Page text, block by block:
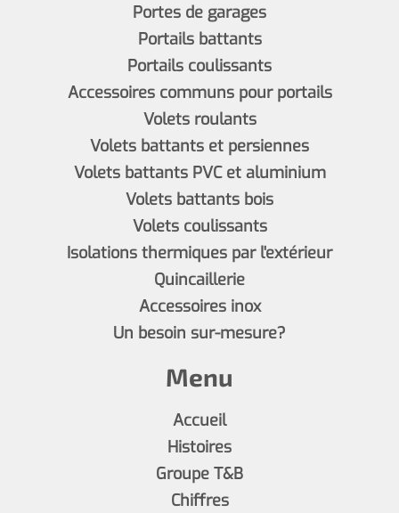
Portes de garages
Portails battants
Portails coulissants
Accessoires communs pour portails
Volets roulants
Volets battants et persiennes
Volets battants PVC et aluminium
Volets battants bois
Volets coulissants
Isolations thermiques par l'extérieur
Quincaillerie
Accessoires inox
Un besoin sur-mesure?
Menu
Accueil
Histoires
Groupe T&B
Chiffres